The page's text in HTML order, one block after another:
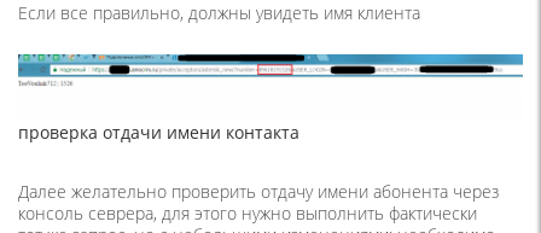
Если все правильно, должны увидеть имя клиента
проверка отдачи имени контакта
Далее желательно проверить отдачу имени абонента через
консоль севрера, для этого нужно выполнить фактически